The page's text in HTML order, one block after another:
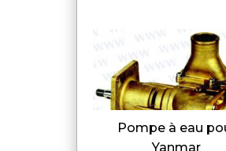
Pompe à eau pour
Yanmar